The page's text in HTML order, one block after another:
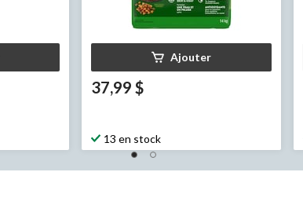
Ajouter
37,99 $
13 en stock